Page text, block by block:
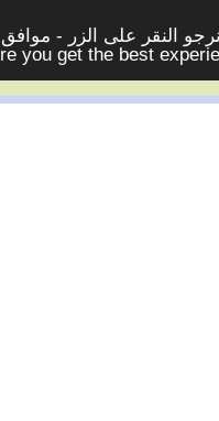
النقر على الزر -
you get the best